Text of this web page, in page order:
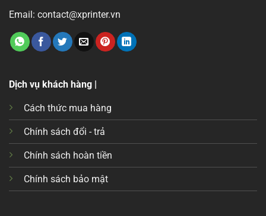
Email: contact@xprinter.vn
Dịch vụ khách hàng |
Cách thức mua hàng
Chính sách đổi - trả
Chính sách hoàn tiền
Chính sách bảo mật